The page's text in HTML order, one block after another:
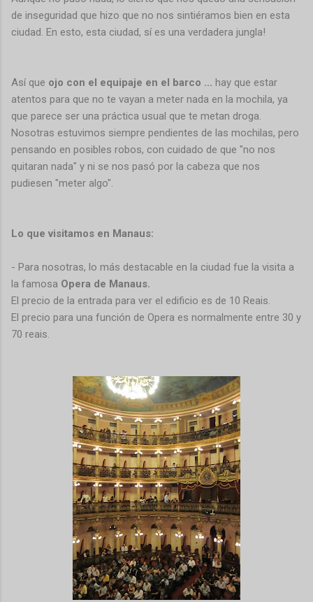
de inseguridad que hizo que no nos sintiéramos bien en esta
ciudad. En esto, esta ciudad, sí es una verdadera jungla!
Así que ojo con el equipaje en el barco ... hay que estar
atentos para que no te vayan a meter nada en la mochila, ya
que parece ser una práctica usual que te metan droga.
Nosotras estuvimos siempre pendientes de las mochilas, pero
pensando en posibles robos, con cuidado de que "no nos
quitaran nada" y ni se nos pasó por la cabeza que nos
pudiesen "meter algo".
Lo que visitamos en Manaus:
- Para nosotras, lo más destacable en la ciudad fue la visita a
la famosa Opera de Manaus.
El precio de la entrada para ver el edificio es de 10 Reais.
El precio para una función de Opera es normalmente entre 30 y
70 reais.